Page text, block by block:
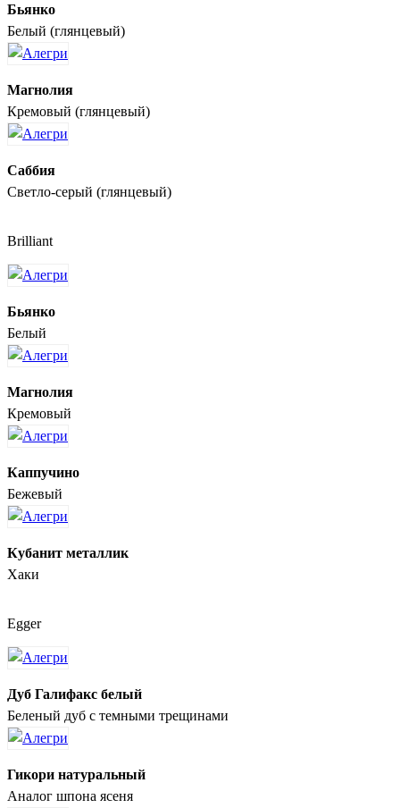
Бьянко
Белый (глянцевый)
Магнолия
Кремовый (глянцевый)
Саббия
Светло-серый (глянцевый)
Brilliant
Бьянко
Белый
Магнолия
Кремовый
Каппучино
Бежевый
Кубанит металлик
Хаки
Egger
Дуб Галифакс белый
Беленый дуб с темными трещинами
Гикори натуральный
Аналог шпона ясеня